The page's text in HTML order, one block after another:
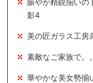
賑やか精鋭揃いの
影4
美の匠ガラス工房
素敵なご家族で。
華やかな美女勢揃